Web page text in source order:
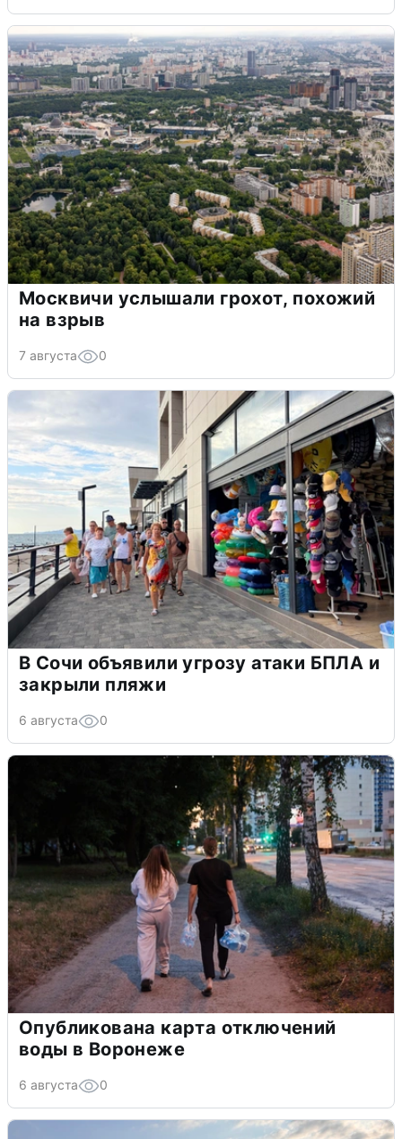
Москвичи услышали грохот, похожий
на взрыв
7 августа 0
В Сочи объявили угрозу атаки БПЛА и
закрыли пляжи
6 августа 0
Опубликована карта отключений
воды в Воронеже
6 августа 0